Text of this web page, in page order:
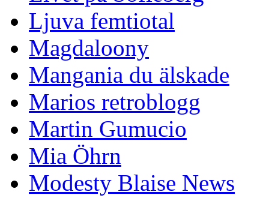
Ljuva femtiotal
Magdaloony
Mangania du älskade
Marios retroblogg
Martin Gumucio
Mia Öhrn
Modesty Blaise News